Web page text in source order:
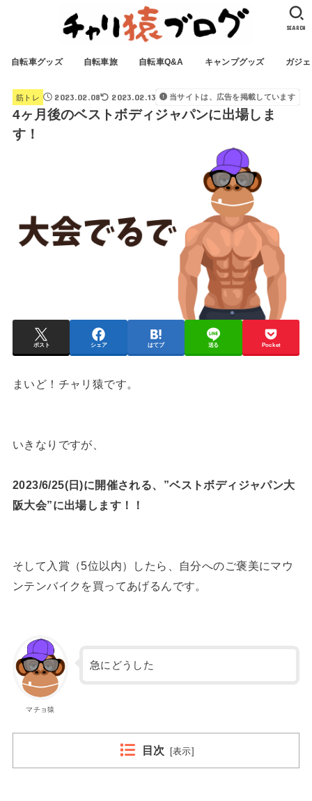
自転車グッズ 自転車旅 自転車Q&A キャンプグッズ ガジ
SEARCH
筋トレ 2023.02.08 2023.02.13 当サイトは、広告を掲載しています
4ヶ月後のベストボディジャパンに出場しま
す！
ポスト シェア はてブ 送る Pocket
まいど！チャリ猿です。
いきなりですが、
2023/6/25(日)に開催される、”ベストボディジャパン大
阪大会”に出場します！！
そして入賞（5位以内）したら、自分へのご褒美にマウ
ンテンバイクを買ってあげるんです。
マチョ猿
急にどうした
目次 表示